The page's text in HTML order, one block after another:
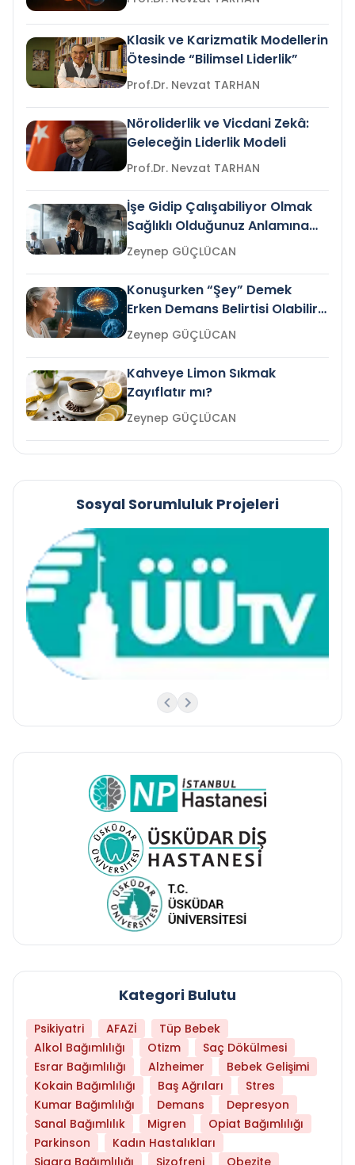
Klasik ve Karizmatik Modellerin
Ötesinde “Bilimsel Liderlik”
Prof.Dr. Nevzat TARHAN
Nöroliderlik ve Vicdani Zekâ:
Geleceğin Liderlik Modeli
Prof.Dr. Nevzat TARHAN
İşe Gidip Çalışabiliyor Olmak
Sağlıklı Olduğunuz Anlamına
Gelir mi?Zeynep GÜÇLÜCAN
Konuşurken “Şey” Demek
Erken Demans Belirtisi Olabilir
mi?
Zeynep GÜÇLÜCAN
Kahveye Limon Sıkmak
Zayıflatır mı?
Zeynep GÜÇLÜCAN
Sosyal Sorumluluk Projeleri
Kategori Bulutu
Psikiyatri AFAZİ
Tüp Bebek
Alkol Bağımlılığı
Otizm
Saç Dökülmesi
Esrar Bağımlılığı
Alzheimer
Bebek Gelişimi
Kokain Bağımlılığı
Baş Ağrıları
Stres
Kumar Bağımlılığı
Demans
Depresyon
Sanal Bağımlılık
Migren
Opiat Bağımlılığı
Parkinson
Kadın Hastalıkları
Sigara Bağımlılığı
Şizofreni Obezite